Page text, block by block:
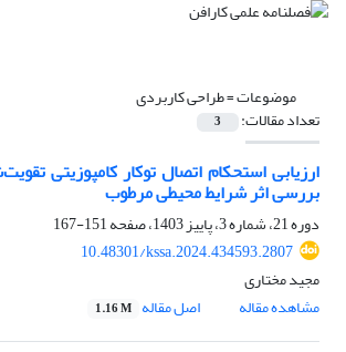
موضوعات =طراحی کاربردی
تعداد مقالات: 3
ارزیابی استحکام اتصال توکار کامپوزیتی
بررسی اثر شرایط محیطی مرطوب
دوره 21، شماره 3، پاییز 1403، صفحه
151-167
10.48301/kssa.2024.434593.2807
مجید مختاری
مشاهده مقاله
اصل مقاله 1.16 M